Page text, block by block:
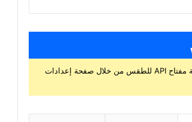
يجب عليك إضافة مفتاح API للطقس من خلال صفحة إعدادات